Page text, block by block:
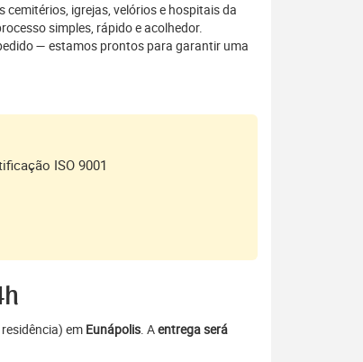
cemitérios, igrejas, velórios e hospitais da
simples, rápido e acolhedor.
— estamos prontos para garantir uma
ISO 9001
em Eunápolis. Aentrega será